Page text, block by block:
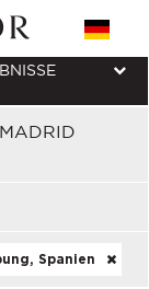
Spanien